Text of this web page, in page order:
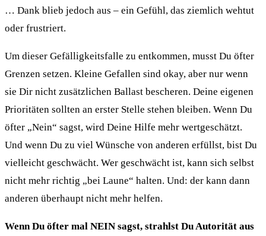
… Dank blieb jedoch aus – ein Gefühl, das ziemlich wehtut
oder frustriert.
Um dieser Gefälligkeitsfalle zu entkommen, musst Du öfter
Grenzen setzen. Kleine Gefallen sind okay, aber nur wenn
sie Dir nicht zusätzlichen Ballast bescheren. Deine eigenen
Prioritäten sollten an erster Stelle stehen bleiben. Wenn Du
öfter „Nein“ sagst, wird Deine Hilfe mehr wertgeschätzt.
Und wenn Du zu viel Wünsche von anderen erfüllst, bist Du
vielleicht geschwächt. Wer geschwächt ist, kann sich selbst
nicht mehr richtig „bei Laune“ halten. Und: der kann dann
anderen überhaupt nicht mehr helfen.
Wenn Du öfter mal NEIN sagst, strahlst Du Autorität aus